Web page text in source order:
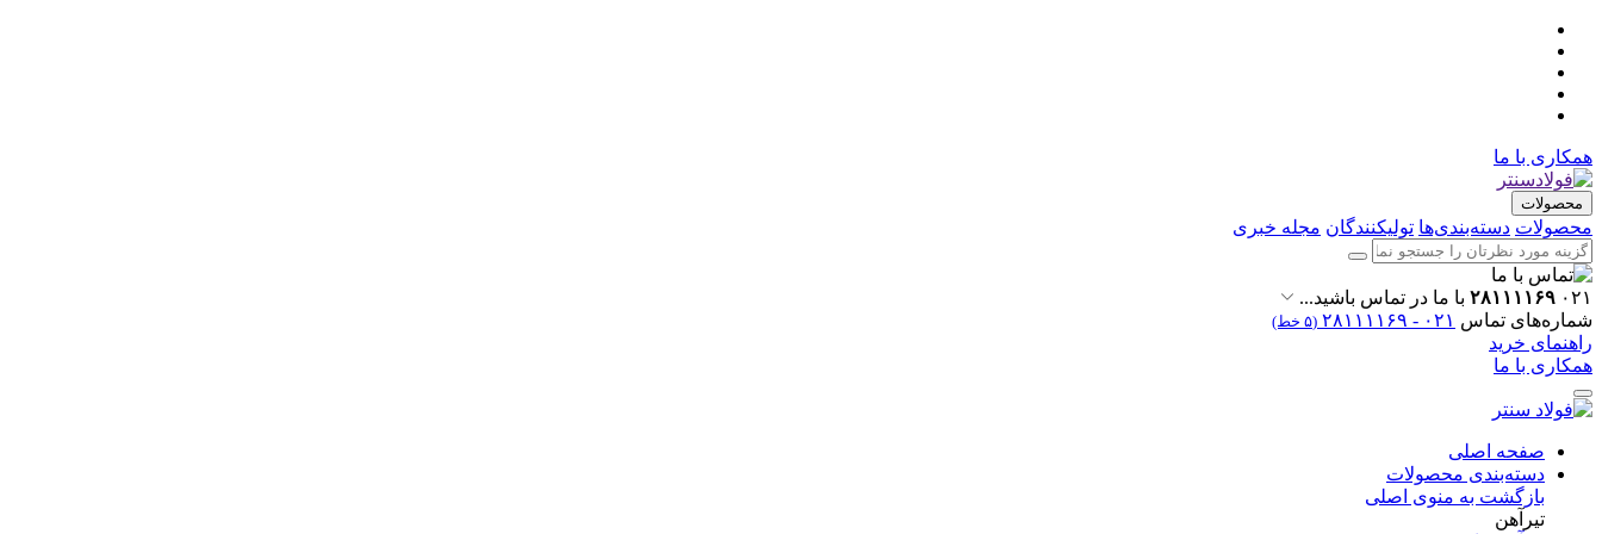
همکاری با ما
محصولات
محصولات دسته‌بندی‌ها تولیکنندگان مجله خبری
۰۲۱ ۲۸۱۱۱۱۶۹ با ما در تماس باشید...
شماره‌های تماس ۰۲۱ - ۲۸۱۱۱۱۶۹ (۵ خط)
راهنمای خرید
همکاری با ما
صفحه اصلی
دسته‌بندی محصولات
بازگشت به منوی اصلی
تیرآهن